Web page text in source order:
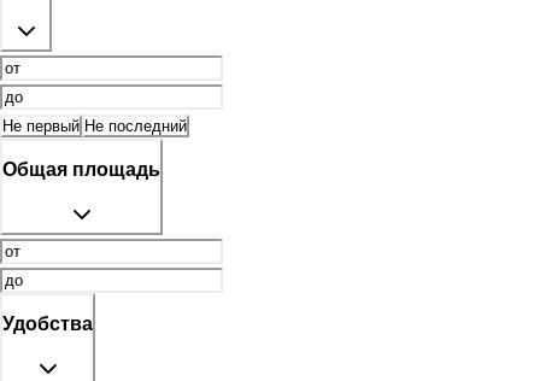
Не первый Не последний
Общая площадь
Удобства